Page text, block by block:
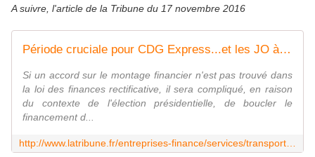
A suivre, l'article de la Tribune du 17 novembre 2016
Période cruciale pour CDG Express...et les JO à Paris en 2024
Si un accord sur le montage financier n'est pas trouvé dans
la loi des finances rectificative, il sera compliqué, en raison
du contexte de l'élection présidentielle, de boucler le
financement d...